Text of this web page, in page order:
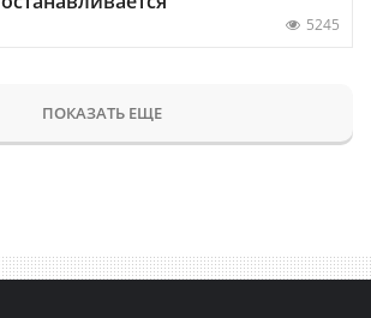
5245
ПОКАЗАТЬ ЕЩЕ